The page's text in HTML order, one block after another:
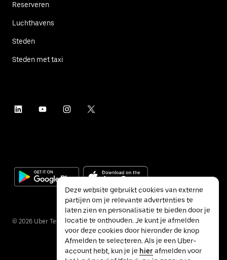
Reserveren
Luchthavens
Steden
Steden met taxi
© 2026 Uber Technologies Inc.
Deze website gebruikt cookies van externe
partijen om je relevante advertenties te
laten zien en personalisatie te bieden door je
locatie te onthouden. Je kunt je afmelden
voor deze cookies door hieronder de knop
Afmelden te selecteren. Als je een Uber-
account hebt, kun je je hierafmelden voor